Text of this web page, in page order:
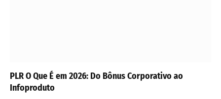
PLR O Que É em 2026: Do Bônus Corporativo ao
Infoproduto